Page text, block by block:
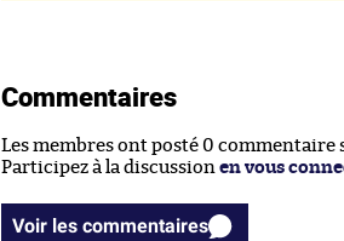
Commentaires
Les membres ont posté 0 commentaire
Participez à la discussion en vous
Voir les commentaires